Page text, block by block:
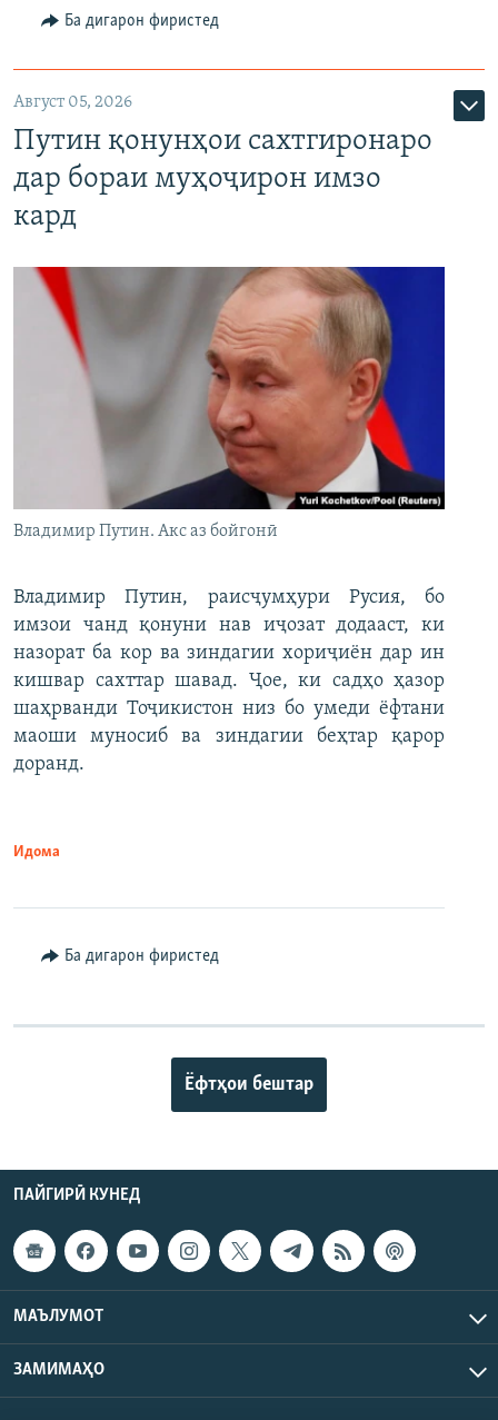
Ба дигарон фиристед
Август 05, 2026
Путин қонунҳои сахтгиронаро
дар бораи муҳоҷирон имзо
кард
Владимир Путин. Акс аз бойгонӣ
Владимир Путин, раисҷумҳури Русия, бо
имзои чанд қонуни нав иҷозат додааст, ки
назорат ба кор ва зиндагии хориҷиён дар ин
кишвар сахттар шавад. Ҷое, ки садҳо ҳазор
шаҳрванди Тоҷикистон низ бо умеди ёфтани
маоши муносиб ва зиндагии беҳтар қарор
доранд.
Идома
Ба дигарон фиристед
Ёфтҳои бештар
ПАЙГИРӢ КУНЕД
МАЪЛУМОТ
ЗАМИМАҲО